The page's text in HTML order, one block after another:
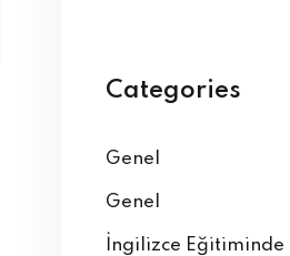
Categories
Genel
Genel
İngilizce Eğitiminde